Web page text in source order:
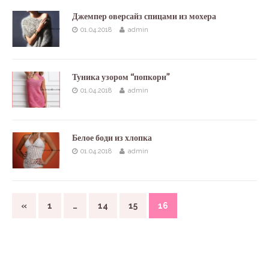
Джемпер оверсайз спицами из мохера
01.04.2018 admin
Туника узором “попкорн”
01.04.2018 admin
Белое боди из хлопка
01.04.2018 admin
« 1 … 14 15 16